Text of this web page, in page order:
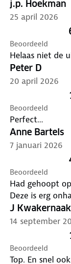
j.p. Hoekman
25 april 2026
Beoordeeld
Helaas niet de
Peter D
20 april 2026
Beoordeeld
Perfect...
Anne Bartels
7 januari 2026
Beoordeeld
Had gehoopt
Deze is erg
J Kwakernaak
14 september
Beoordeeld
Top. En snel